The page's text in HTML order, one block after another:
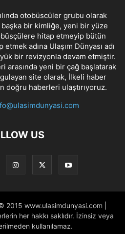
otobüscüler grubu olarak
başka bir kimliğe, yeni bir yüze
hitap etmeyip bütün
adına Ulaşım Dünyası adı
bir revizyonla devam etmiştir.
arasında yeni bir çağ başlatarak
site olarak, İlkeli haber
doğru haberleri ulaştırıyoruz.
US
2015 www.ulasimdunyasi.com |
her hakkı saklıdır. İzinsiz veya
kullanılamaz.